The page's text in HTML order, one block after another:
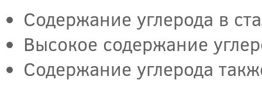
Содержание углерода в
Высокое содержание
Содержание углерода